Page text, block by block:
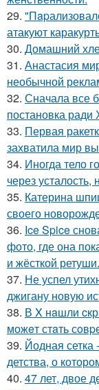
29.
атакуют
30. Домашний
31. Анастасия
необычной
32. Сначала все
постановка ради
33. Первая
захватила мир
34. Иногда тело
через
35. Катерина
своего
36. Ice Spice
фото, где она
и жёсткой ретуши.
37. Не успел
джигану новую
38. В X нaшли
можeт стaть
39. Йодная
детства, о
40. 47 лет, двое